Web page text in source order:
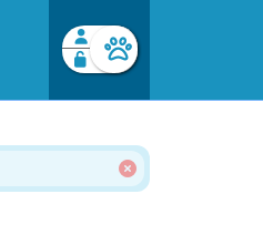
Log ind